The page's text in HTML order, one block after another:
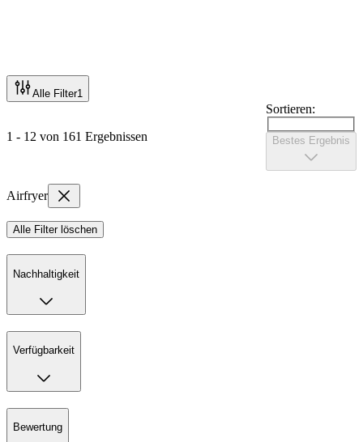
Alle Filter1
1 - 12 von 161 Ergebnissen
Sortieren:
Bestes Ergebnis
Airfryer
Alle Filter löschen
Nachhaltigkeit
Verfügbarkeit
Bewertung